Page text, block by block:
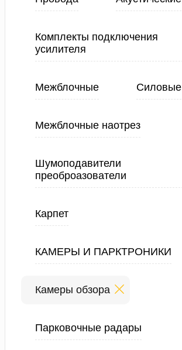
Комплекты подключения
усилителя
Межблочные Силовые
Межблочные наотрез
Шумоподавители
преоброазователи
Карпет
КАМЕРЫ И ПАРКТРОНИКИ
Камеры обзора
Парковочные радары